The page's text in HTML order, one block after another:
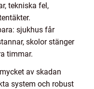
tekniska fel,
sjukhus får
skolor stänger
timmar.
av skadan
system och robust